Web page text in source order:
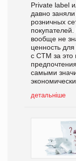
Private label
давно
розничных
вообще не
ценность
с СТМ за это
самыми
детальніше